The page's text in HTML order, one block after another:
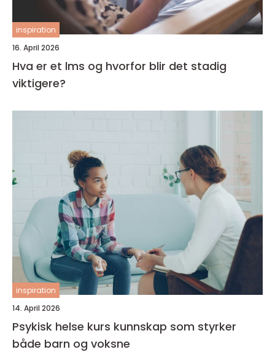
inspiration
16. April 2026
Hva er et lms og hvorfor blir det stadig
viktigere?
inspiration
14. April 2026
Psykisk helse kurs kunnskap som styrker
både barn og voksne